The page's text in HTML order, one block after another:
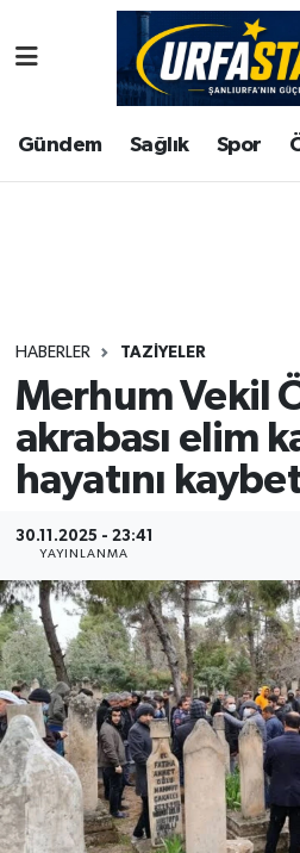
Gündem Sağlık Spor
HABERLER TAZİYELER
Merhum Vekil
akrabası elim
hayatını
30.11.2025 - 23:41
YAYINLANMA
ASAYİS
ÇEVRE
Gündem
Kültür
Şanlıurfa Nöbetçi
Şanlıurfa Hava Durumu
Tüm Manşetler
Son Dakika Haberleri